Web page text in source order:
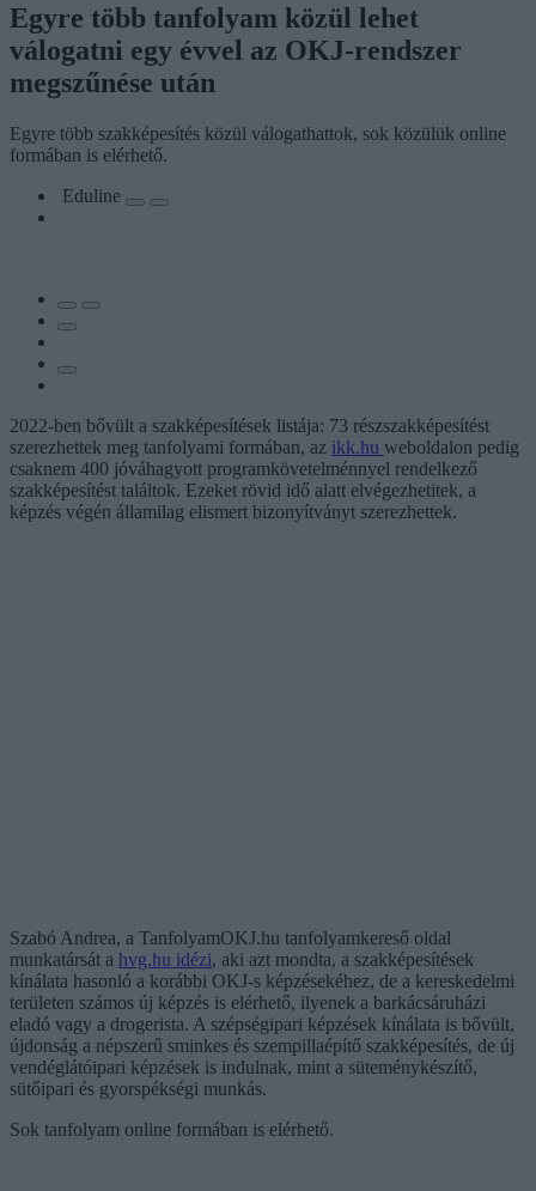
Egyre több tanfolyam közül lehet
válogatni egy évvel az OKJ-rendszer
megszűnése után
Egyre több szakképesítés közül válogathattok, sok közülük online
formában is elérhető.
Eduline
2022-ben bővült a szakképesítések listája: 73 részszakképesítést
szerezhettek meg tanfolyami formában, az ikk.hu weboldalon pedig
csaknem 400 jóváhagyott programkövetelménnyel rendelkező
szakképesítést találtok. Ezeket rövid idő alatt elvégezhetitek, a
képzés végén államilag elismert bizonyítványt szerezhettek.
Szabó Andrea, a TanfolyamOKJ.hu tanfolyamkereső oldal
munkatársát a hvg.hu idézi, aki azt mondta, a szakképesítések
kínálata hasonló a korábbi OKJ-s képzésekéhez, de a kereskedelmi
területen számos új képzés is elérhető, ilyenek a barkácsáruházi
eladó vagy a drogerista. A szépségipari képzések kínálata is bővült,
újdonság a népszerű sminkes és szempillaépítő szakképesítés, de új
vendéglátóipari képzések is indulnak, mint a süteménykészítő,
sütőipari és gyorspékségi munkás.
Sok tanfolyam online formában is elérhető.